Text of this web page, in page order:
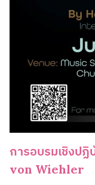
การอบรมเชิงป
von Wiehler